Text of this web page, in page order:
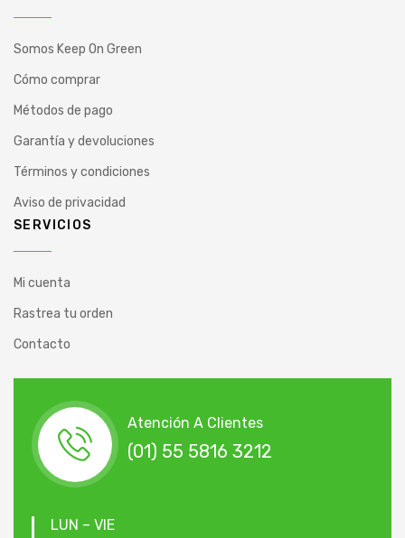
Somos Keep On Green
Cómo comprar
Métodos de pago
Garantía y devoluciones
Términos y condiciones
Aviso de privacidad
SERVICIOS
Mi cuenta
Rastrea tu orden
Contacto
Atención A Clientes
(01) 55 5816 3212
LUN – VIE